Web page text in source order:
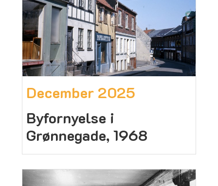
December 2025
Byfornyelse i
Grønnegade, 1968